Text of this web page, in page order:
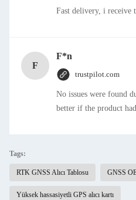
Fast delivery, i receive
F
F*n
trustpilot.com
No issues were found
better if the product
Tags:
RTK GNSS Alıcı Tablosu GNSS
Yüksek hassasiyetli GPS alıcı kartı